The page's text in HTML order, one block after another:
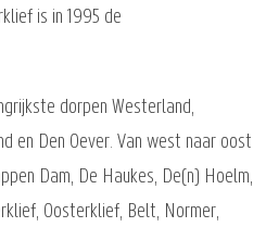
is in 1995 de
dorpen Westerland,
en Den Oever. Van west naar oost
Dam, De Haukes, De(n) Hoelm,
Oosterklief, Belt, Normer,